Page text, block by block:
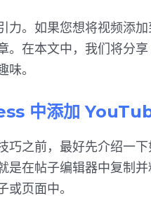
力。如果您想将视频添
。在本文中，我们将分
味。
中添加
巧之前，最好先介绍一
在帖子编辑器中复制并
或页面中。